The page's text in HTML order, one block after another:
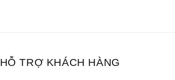
HỖ TRỢ KHÁCH HÀNG